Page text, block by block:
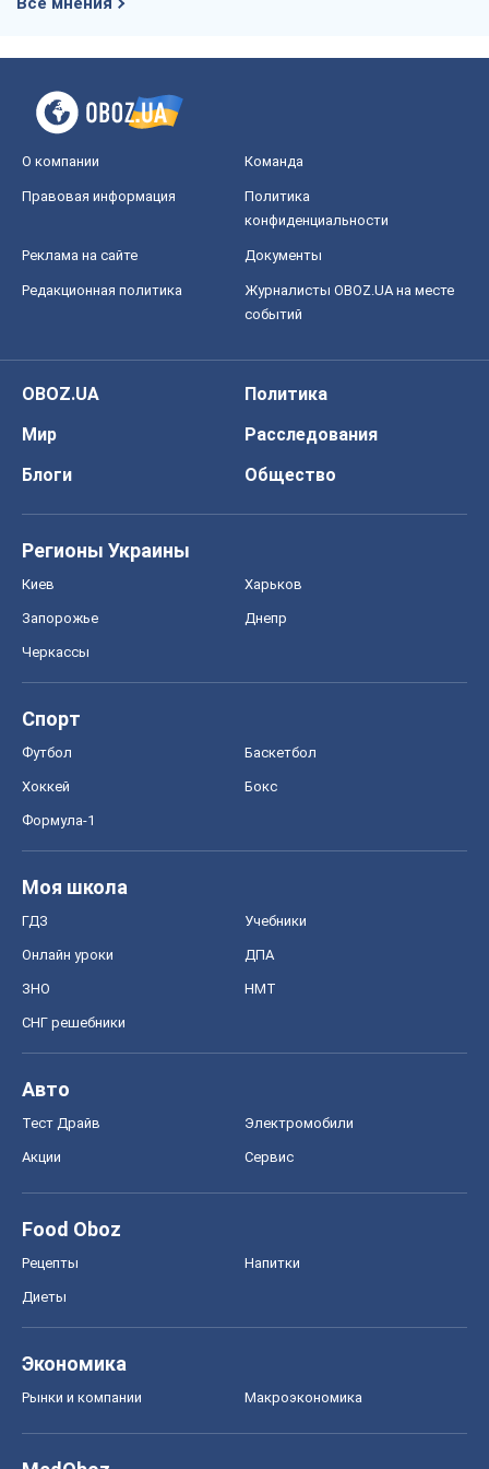
О компании Команда
Правовая информация
Политика
конфиденциальности
Реклама на сайте Документы
Редакционная политика
Журналисты OBOZ.UA на месте
событий
OBOZ.UA
Политика
Мир
Расследования
Блоги
Общество
Регионы Украины
Киев Харьков
Запорожье Днепр
Черкассы
Спорт
Футбол Баскетбол
Хоккей Бокс
Формула-1
Моя школа
ГДЗ Учебники
Онлайн уроки ДПА
ЗНО НМТ
СНГ решебники
Авто
Тест Драйв Электромобили
Акции Сервис
Food Oboz
Рецепты Напитки
Диеты
Экономика
Рынки и компании Mакроэкономика